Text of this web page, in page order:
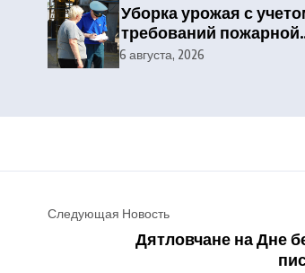
Уборка урожая с
требований пожарной
безопасности
6 августа, 2026
Следующая Новость
Дятловчане на Дне